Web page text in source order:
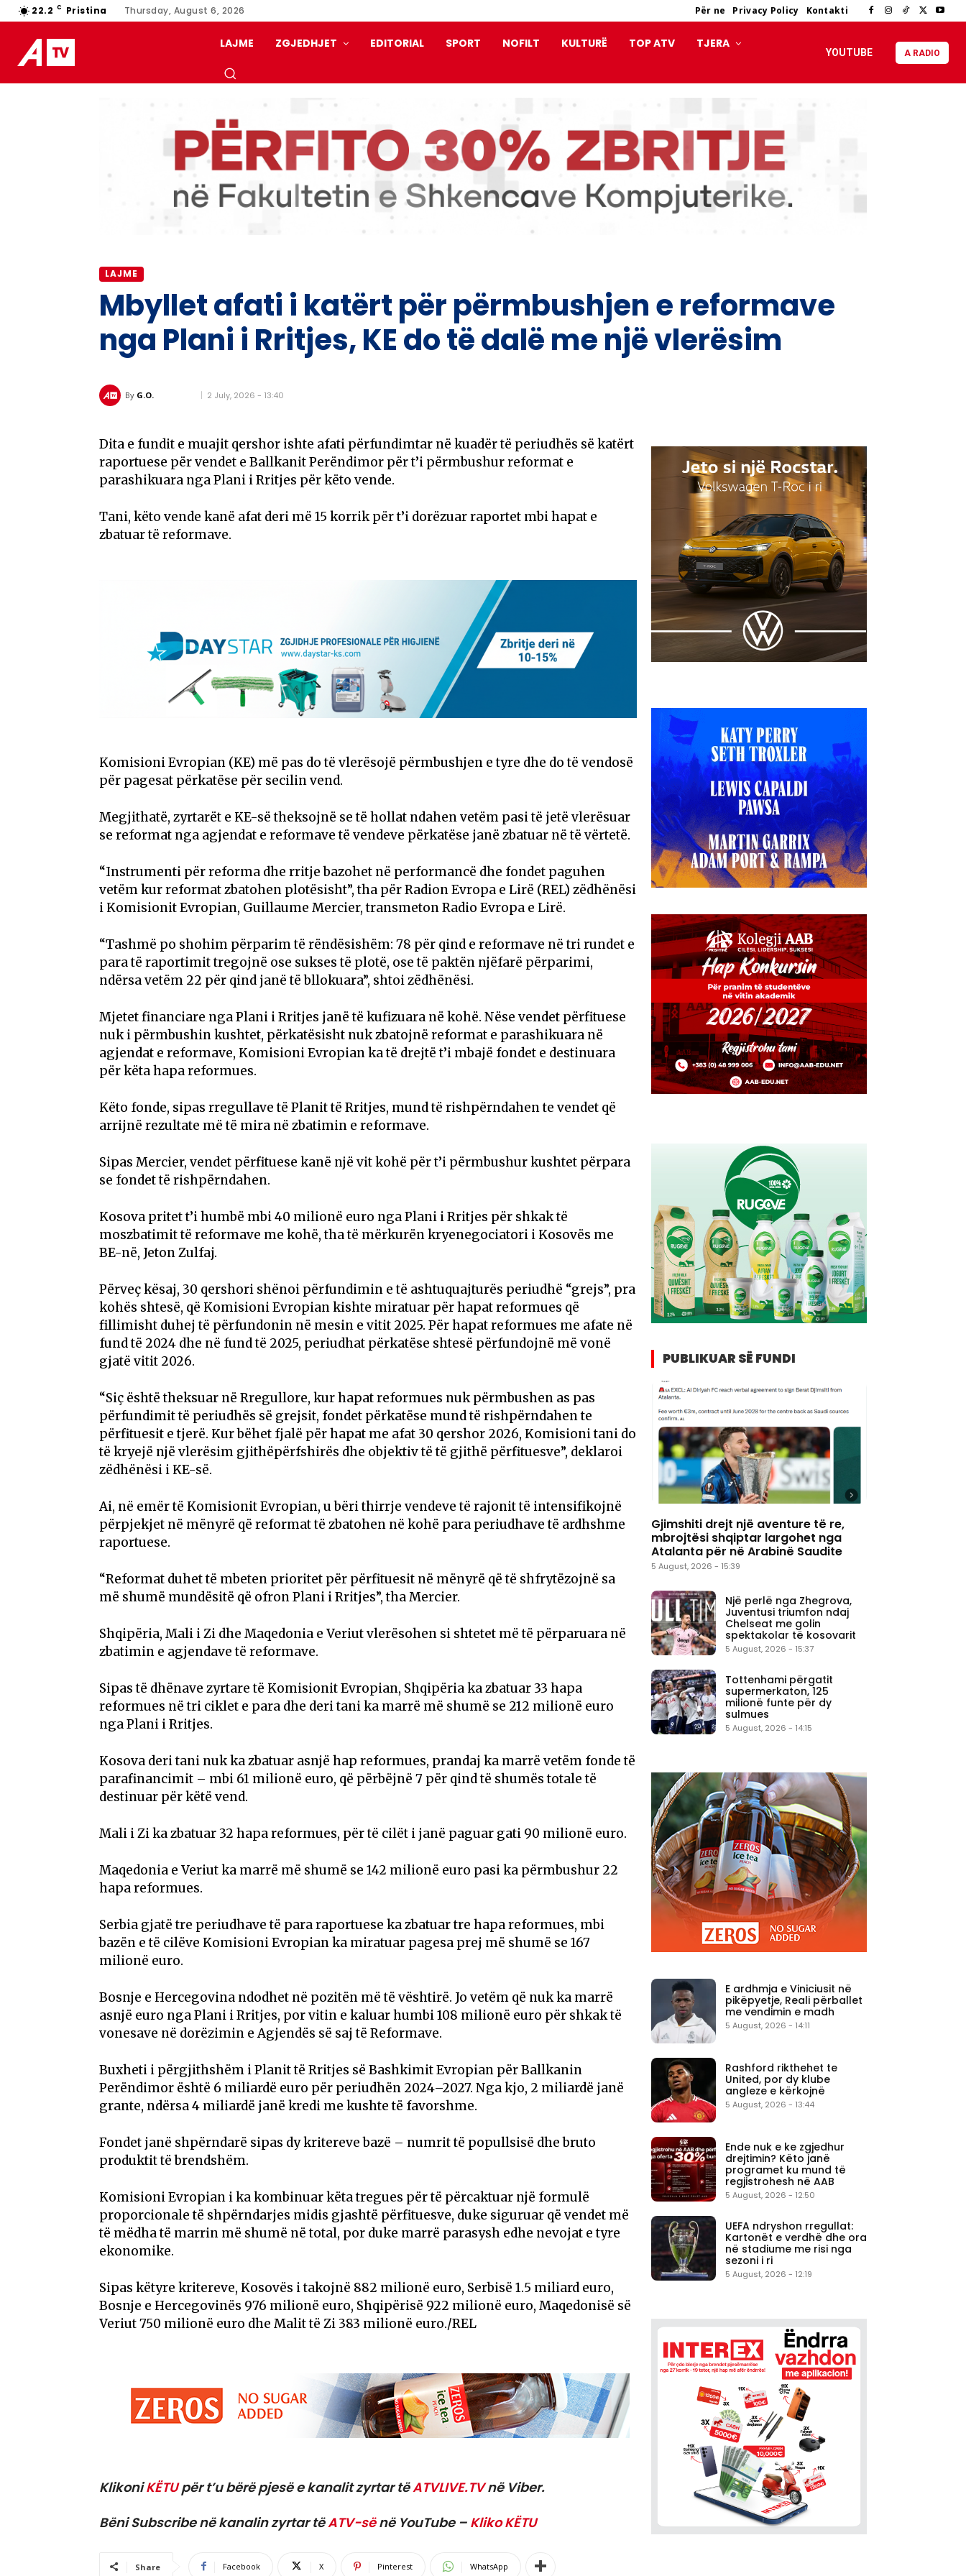
22.2 C Pristina Thursday, August 6, 2026 Për ne Privacy Policy Kontakti
LAJME ZGJEDHJET EDITORIAL SPORT NOFILT KULTURË TOP ATV TJERA
YOUTUBE A RADIO
LAJME
Mbyllet afati i katërt për përmbushjen e reformave
nga Plani i Rritjes, KE do të dalë me një vlerësim
By G.O. 2 July, 2026 - 13:40
Dita e fundit e muajit qershor ishte afati përfundimtar në kuadër të periudhës së katërt
raportuese për vendet e Ballkanit Perëndimor për t’i përmbushur reformat e
parashikuara nga Plani i Rritjes për këto vende.
Tani, këto vende kanë afat deri më 15 korrik për t’i dorëzuar raportet mbi hapat e
zbatuar të reformave.
Komisioni Evropian (KE) më pas do të vlerësojë përmbushjen e tyre dhe do të vendosë
për pagesat përkatëse për secilin vend.
Megjithatë, zyrtarët e KE-së theksojnë se të hollat ndahen vetëm pasi të jetë vlerësuar
se reformat nga agjendat e reformave të vendeve përkatëse janë zbatuar në të vërtetë.
“Instrumenti për reforma dhe rritje bazohet në performancë dhe fondet paguhen
vetëm kur reformat zbatohen plotësisht”, tha për Radion Evropa e Lirë (REL) zëdhënësi
i Komisionit Evropian, Guillaume Mercier, transmeton Radio Evropa e Lirë.
“Tashmë po shohim përparim të rëndësishëm: 78 për qind e reformave në tri rundet e
para të raportimit tregojnë ose sukses të plotë, ose të paktën njëfarë përparimi,
ndërsa vetëm 22 për qind janë të bllokuara”, shtoi zëdhënësi.
Mjetet financiare nga Plani i Rritjes janë të kufizuara në kohë. Nëse vendet përfituese
nuk i përmbushin kushtet, përkatësisht nuk zbatojnë reformat e parashikuara në
agjendat e reformave, Komisioni Evropian ka të drejtë t’i mbajë fondet e destinuara
për këta hapa reformues.
Këto fonde, sipas rregullave të Planit të Rritjes, mund të rishpërndahen te vendet që
arrijnë rezultate më të mira në zbatimin e reformave.
Sipas Mercier, vendet përfituese kanë një vit kohë për t’i përmbushur kushtet përpara
se fondet të rishpërndahen.
Kosova pritet t’i humbë mbi 40 milionë euro nga Plani i Rritjes për shkak të
moszbatimit të reformave me kohë, tha të mërkurën kryenegociatori i Kosovës me
BE-në, Jeton Zulfaj.
Përveç kësaj, 30 qershori shënoi përfundimin e të ashtuquajturës periudhë “grejs”, pra
kohës shtesë, që Komisioni Evropian kishte miratuar për hapat reformues që
fillimisht duhej të përfundonin në mesin e vitit 2025. Për hapat reformues me afate në
fund të 2024 dhe në fund të 2025, periudhat përkatëse shtesë përfundojnë më vonë
gjatë vitit 2026.
“Siç është theksuar në Rregullore, kur hapat reformues nuk përmbushen as pas
përfundimit të periudhës së grejsit, fondet përkatëse mund të rishpërndahen te
përfituesit e tjerë. Kur bëhet fjalë për hapat me afat 30 qershor 2026, Komisioni tani do
të kryejë një vlerësim gjithëpërfshirës dhe objektiv të të gjithë përfituesve”, deklaroi
zëdhënësi i KE-së.
Ai, në emër të Komisionit Evropian, u bëri thirrje vendeve të rajonit të intensifikojnë
përpjekjet në mënyrë që reformat të zbatohen në kohë para periudhave të ardhshme
raportuese.
“Reformat duhet të mbeten prioritet për përfituesit në mënyrë që të shfrytëzojnë sa
më shumë mundësitë që ofron Plani i Rritjes”, tha Mercier.
Shqipëria, Mali i Zi dhe Maqedonia e Veriut vlerësohen si shtetet më të përparuara në
zbatimin e agjendave të reformave.
Sipas të dhënave zyrtare të Komisionit Evropian, Shqipëria ka zbatuar 33 hapa
reformues në tri ciklet e para dhe deri tani ka marrë më shumë se 212 milionë euro
nga Plani i Rritjes.
Kosova deri tani nuk ka zbatuar asnjë hap reformues, prandaj ka marrë vetëm fonde të
parafinancimit – mbi 61 milionë euro, që përbëjnë 7 për qind të shumës totale të
destinuar për këtë vend.
Mali i Zi ka zbatuar 32 hapa reformues, për të cilët i janë paguar gati 90 milionë euro.
Maqedonia e Veriut ka marrë më shumë se 142 milionë euro pasi ka përmbushur 22
hapa reformues.
Serbia gjatë tre periudhave të para raportuese ka zbatuar tre hapa reformues, mbi
bazën e të cilëve Komisioni Evropian ka miratuar pagesa prej më shumë se 167
milionë euro.
Bosnje e Hercegovina ndodhet në pozitën më të vështirë. Jo vetëm që nuk ka marrë
asnjë euro nga Plani i Rritjes, por vitin e kaluar humbi 108 milionë euro për shkak të
vonesave në dorëzimin e Agjendës së saj të Reformave.
Buxheti i përgjithshëm i Planit të Rritjes së Bashkimit Evropian për Ballkanin
Perëndimor është 6 miliardë euro për periudhën 2024–2027. Nga kjo, 2 miliardë janë
grante, ndërsa 4 miliardë janë kredi me kushte të favorshme.
Fondet janë shpërndarë sipas dy kritereve bazë – numrit të popullsisë dhe bruto
produktit të brendshëm.
Komisioni Evropian i ka kombinuar këta tregues për të përcaktuar një formulë
proporcionale të shpërndarjes midis gjashtë përfituesve, duke siguruar që vendet më
të mëdha të marrin më shumë në total, por duke marrë parasysh edhe nevojat e tyre
ekonomike.
Sipas këtyre kritereve, Kosovës i takojnë 882 milionë euro, Serbisë 1.5 miliard euro,
Bosnje e Hercegovinës 976 milionë euro, Shqipërisë 922 milionë euro, Maqedonisë së
Veriut 750 milionë euro dhe Malit të Zi 383 milionë euro./REL
KlikoniKËTUpër t’u bërë pjesë e kanalit zyrtar tëATVLIVE.TVnë Viber.
Bëni Subscribe në kanalin zyrtar tëATV-sënë YouTube – Kliko KËTU
Share Facebook X Pinterest WhatsApp
PUBLIKUAR SË FUNDI
Gjimshiti drejt një aventure të re,
mbrojtësi shqiptar largohet nga
Atalanta për në Arabinë Saudite
5 August, 2026 - 15:39
Një perlë nga Zhegrova,
Juventusi triumfon ndaj
Chelseat me golin
spektakolar të kosovarit
5 August, 2026 - 15:37
Tottenhami përgatit
supermerkaton, 125
milionë funte për dy
sulmues
5 August, 2026 - 14:15
E ardhmja e Viniciusit në
pikëpyetje, Reali përballet
me vendimin e madh
5 August, 2026 - 14:11
Rashford rikthehet te
United, por dy klube
angleze e kërkojnë
5 August, 2026 - 13:44
Ende nuk e ke zgjedhur
drejtimin? Këto janë
programet ku mund të
regjistrohesh në AAB
5 August, 2026 - 12:50
UEFA ndryshon rregullat:
Kartonët e verdhë dhe ora
në stadiume me risi nga
sezoni i ri
5 August, 2026 - 12:19